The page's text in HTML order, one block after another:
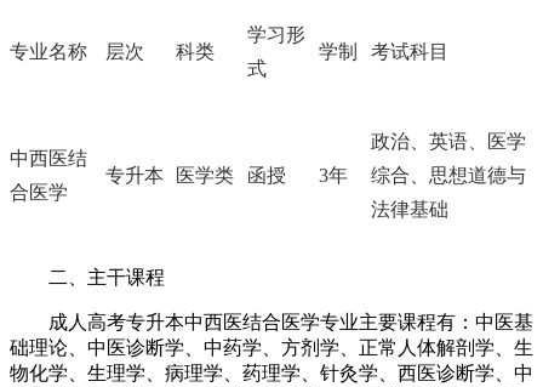
专业名称 层次 科类
学习形
式
学制 考试科目
中西医结
合医学
专升本 医学类 函授 3年
政治、英语、医学
综合、思想道德与
法律基础
二、主干课程
成人高考专升本中西医结合医学专业主要课程有：中医基
础理论、中医诊断学、中药学、方剂学、正常人体解剖学、生
物化学、生理学、病理学、药理学、针灸学、西医诊断学、中